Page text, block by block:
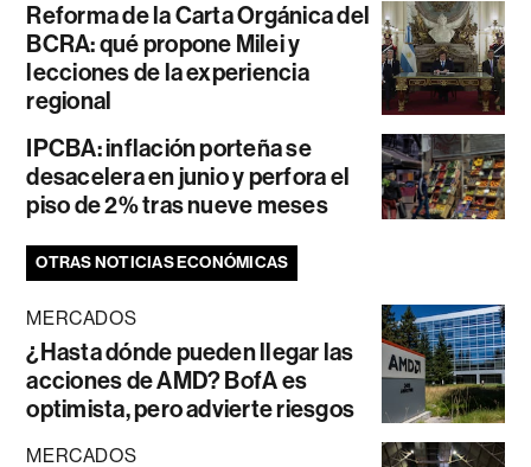
Reforma de la Carta Orgánica del
BCRA: qué propone Milei y
lecciones de la experiencia
regional
IPCBA: inflación porteña se
desacelera en junio y perfora el
piso de 2% tras nueve meses
OTRAS NOTICIAS ECONÓMICAS
MERCADOS
¿Hasta dónde pueden llegar las
acciones de AMD? BofA es
optimista, pero advierte riesgos
MERCADOS